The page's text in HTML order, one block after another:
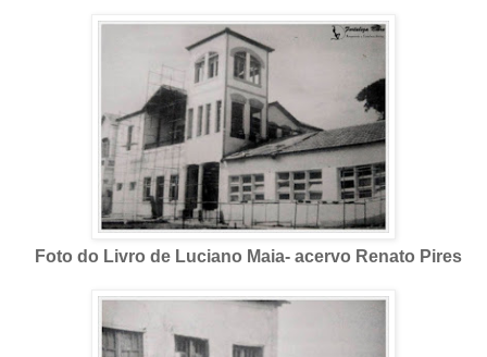
Foto do Livro de Luciano Maia- acervo Renato Pires